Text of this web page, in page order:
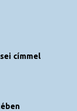
címmel